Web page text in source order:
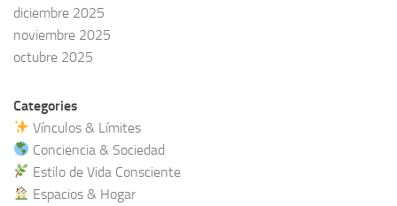
diciembre 2025
noviembre 2025
octubre 2025
Categories
Vínculos & Límites
Conciencia & Sociedad
Estilo de Vida Consciente
Espacios & Hogar